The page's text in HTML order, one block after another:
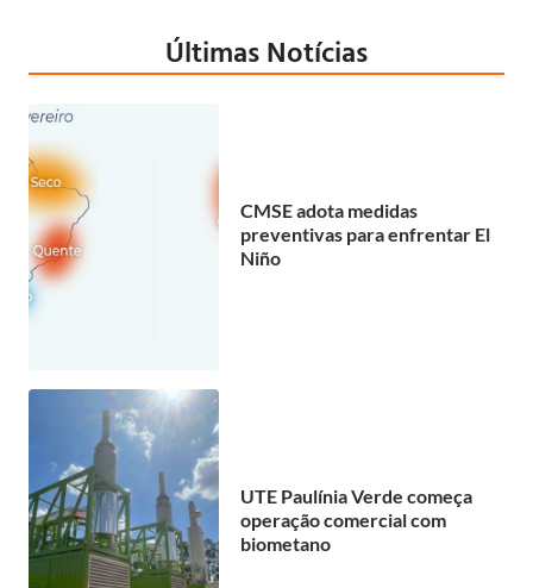
Últimas Notícias
CMSE adota medidas
preventivas para enfrentar El
Niño
UTE Paulínia Verde começa
operação comercial com
biometano